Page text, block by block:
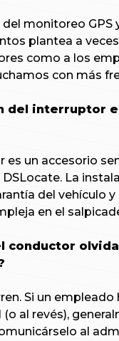
monitoreo GPS
plantea a
como a los
con más
del interruptor
es un accesorio
La
del vehículo y
en el
conductor
Si un empleado
al revés),
al